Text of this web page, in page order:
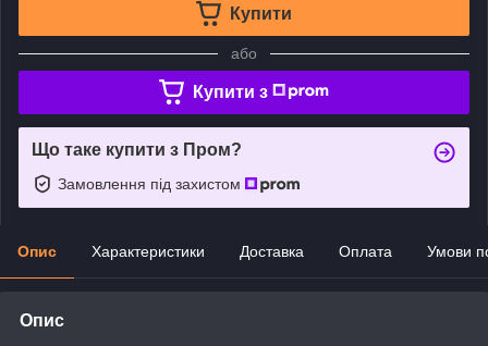
Купити
або
Купити з
Що таке купити з Пром?
Замовлення під захистом
Опис Характеристики Доставка Оплата Умови
Опис